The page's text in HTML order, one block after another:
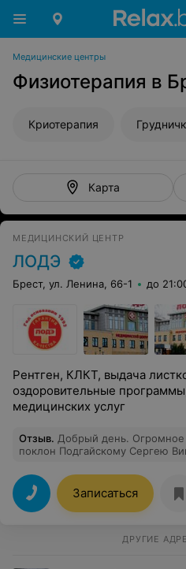
Медицинские центры
Физиотерапия в
Криотерапия
Карта
МЕДИЦИНСКИЙ ЦЕНТР
ЛОДЭ
Брест, ул. Ленина, 66-1 до
Рентген, КЛКТ, выдача
оздоровительные
медицинских услуг
Отзыв. Добрый день. Огромное
поклон Подгайскому Сергею
моего Папы.
Записаться
ДРУГИЕ